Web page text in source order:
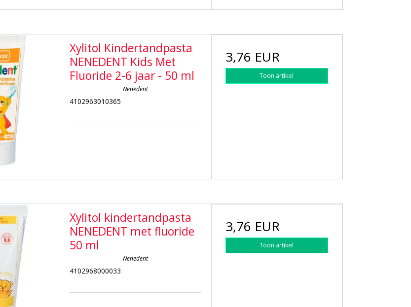
Xylitol Kindertandpasta
NENEDENT Kids Met
Fluoride 2-6 jaar - 50 ml
Nenedent
4102963010365
3,76 EUR
Toon artikel
Xylitol kindertandpasta
NENEDENT met fluoride
50 ml
Nenedent
4102968000033
3,76 EUR
Toon artikel